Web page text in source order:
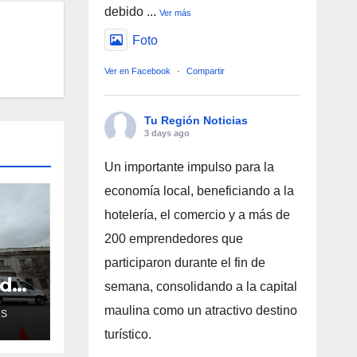
debido ... Ver más
Foto
Ver en Facebook · Compartir
Tu Región Noticias
3 days ago
Un importante impulso para la
economía local, beneficiando a la
hotelería, el comercio y a más de
200 emprendedores que
participaron durante el fin de
semana, consolidando a la capital
maulina como un atractivo destino
turístico.